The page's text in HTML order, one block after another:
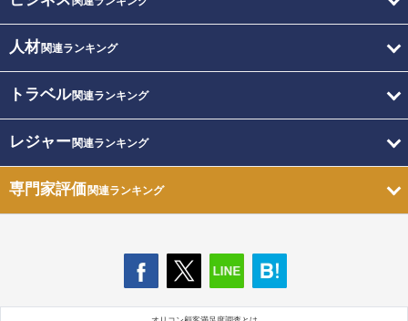
人材関連ランキング
トラベル関連ランキング
レジャー関連ランキング
専門家評価関連ランキング